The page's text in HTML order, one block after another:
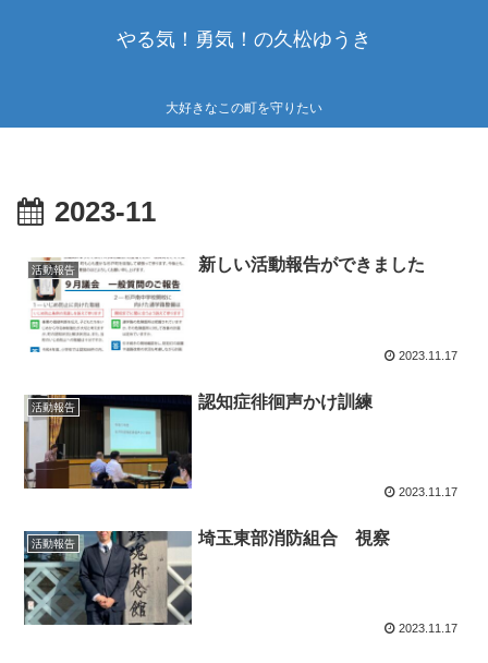
やる気！勇気！の久松ゆうき
大好きなこの町を守りたい
2023-11
活動報告 新しい活動報告ができました
2023.11.17
活動報告 認知症徘徊声かけ訓練
2023.11.17
活動報告 埼玉東部消防組合 視察
2023.11.17